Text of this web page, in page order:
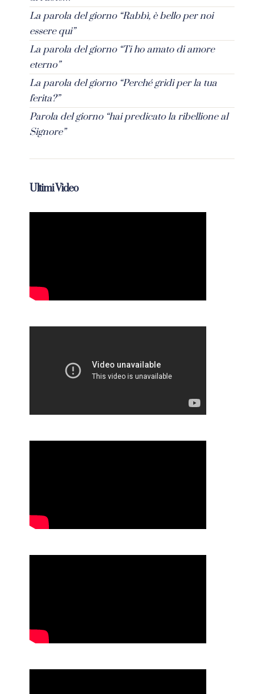
La parola del giorno “Rabbì, è bello per noi
essere qui”
La parola del giorno “Ti ho amato di amore
eterno”
La parola del giorno “Perché gridi per la tua
ferita?”
Parola del giorno “hai predicato la ribellione al
Signore”
Ultimi Video